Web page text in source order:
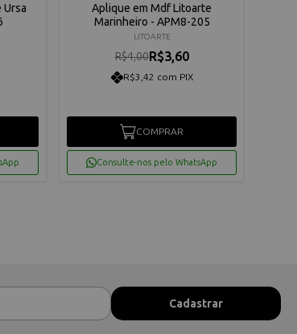
Aplique em Mdf Litoarte
Marinheiro - APM8-205
LITOARTE
R$4,00R$3,60
R$3,42 com PIX
COMPRAR
Consulte-nos pelo WhatsApp